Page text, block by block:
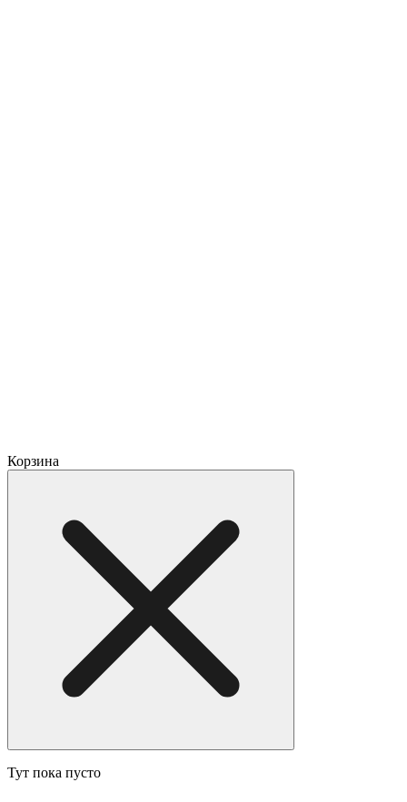
Корзина
Тут пока пусто